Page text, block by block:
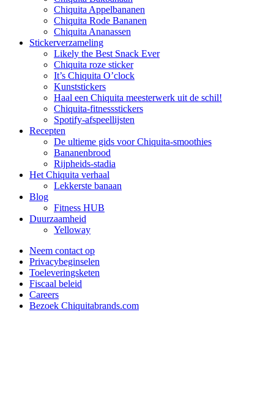
Chiquita Appelbananen
Chiquita Rode Bananen
Chiquita Ananassen
Stickerverzameling
Likely the Best Snack Ever
Chiquita roze sticker
It’s Chiquita O’clock
Kunststickers
Haal een Chiquita meesterwerk uit de schil!
Chiquita-fitnessstickers
Spotify-afspeellijsten
Recepten
De ultieme gids voor Chiquita-smoothies
Bananenbrood
Rijpheids-stadia
Het Chiquita verhaal
Lekkerste banaan
Blog
Fitness HUB
Duurzaamheid
Yelloway
Neem contact op
Privacybeginselen
Toeleveringsketen
Fiscaal beleid
Careers
Bezoek Chiquitabrands.com